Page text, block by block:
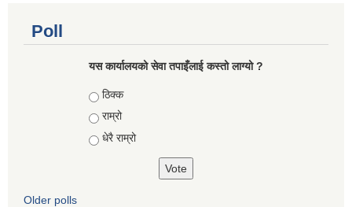
Poll
यस कार्यालयको सेवा तपाइँलाई कस्तो लाग्यो ?
Choices
ठिक्क
राम्रो
धेरै राम्रो
Older polls